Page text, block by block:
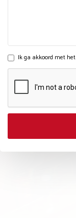
Ik ga akkoord met het